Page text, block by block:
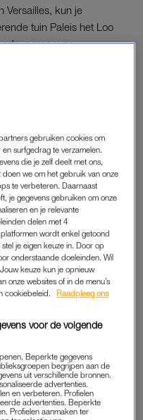
Versailles, kun je
tuin Paleis het Loo
pompeuze
maken dat je
conservator Paul Rem
van Suske en
hebben verschillende
gemaakt, oftewel
de originele staat.
vertellen er tijdens
van de bewoners –
Het gehele
van stadhouder Willem
eerste etage, waar de
omdat hier het licht het
in, maar ontvang je
gebruiken cookies om
surfgedrag te verzamelen.
die je zelf deelt met ons,
we om het gebruik van onze
te verbeteren. Daarnaast
je gegevens gebruiken om onze
en je relevante
delen met 4
wordt enkel getoond
je eigen keuze in. Door op
onderstaande doeleinden. Wil
keuze kun je opnieuw
onze websites of in de menu’s
cookiebeleid.
Raadpleeg ons
voor de volgende
Beperkte gegevens
begrijpen aan de
uit verschillende bronnen.
advertenties.
en verbeteren. Profielen
advertenties. Beperkte
Profielen aanmaken ter